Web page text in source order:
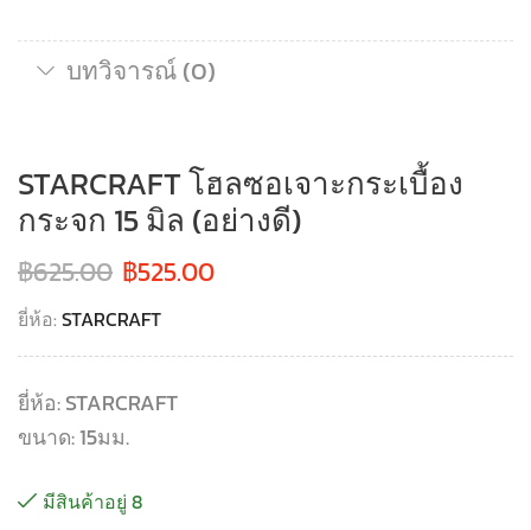
บทวิจารณ์ (0)
STARCRAFT โฮลซอเจาะกระเบื้อง
กระจก 15 มิล (อย่างดี)
฿625.00 ฿525.00
ยี่ห้อ: STARCRAFT
ยี่ห้อ: STARCRAFT
ขนาด: 15มม.
มีสินค้าอยู่ 8